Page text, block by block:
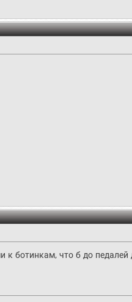
ботинкам, что б до педалей